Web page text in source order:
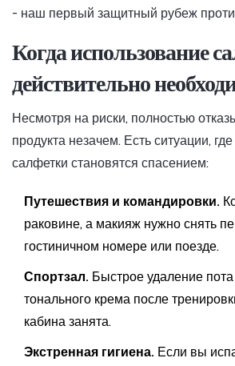
- наш первый защитный рубеж
Когда использование
действительно
Несмотря на риски, полностью
продукта незачем. Есть ситуации,
салфетки становятся спасением:
Путешествия и командировки.
раковине, а макияж нужно снять
гостиничном номере или поезде.
Спортзал. Быстрое удаление пота
тонального крема после
кабина занята.
Экстренная гигиена. Если вы